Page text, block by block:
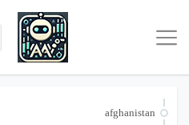
afghanistan